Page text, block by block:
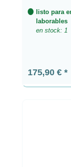
listo para
laborables
en stock: 1
Precio
175,90 €